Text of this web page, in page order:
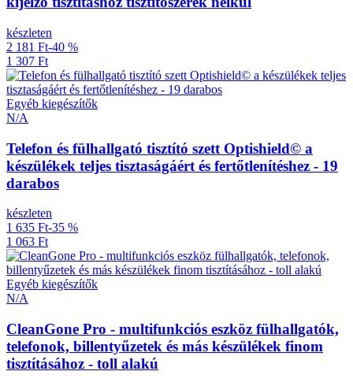
készleten
2 181 Ft-40 %
1 307 Ft
Egyéb kiegészítők
N/A
Telefon és fülhallgató tisztító szett Optishield© a
készülékek teljes tisztaságáért és fertőtlenítéshez - 19
darabos
készleten
1 635 Ft-35 %
1 063 Ft
Egyéb kiegészítők
N/A
CleanGone Pro - multifunkciós eszköz fülhallgatók,
telefonok, billentyűzetek és más készülékek finom
tisztításához - toll alakú